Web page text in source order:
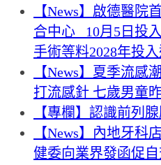
【News】啟德醫院
合中心 10月5日投
手術等料2028年投
【News】夏季流感
打流感針 七歲男童
【專欄】認識前列
【News】內地牙
健委向業界發函促